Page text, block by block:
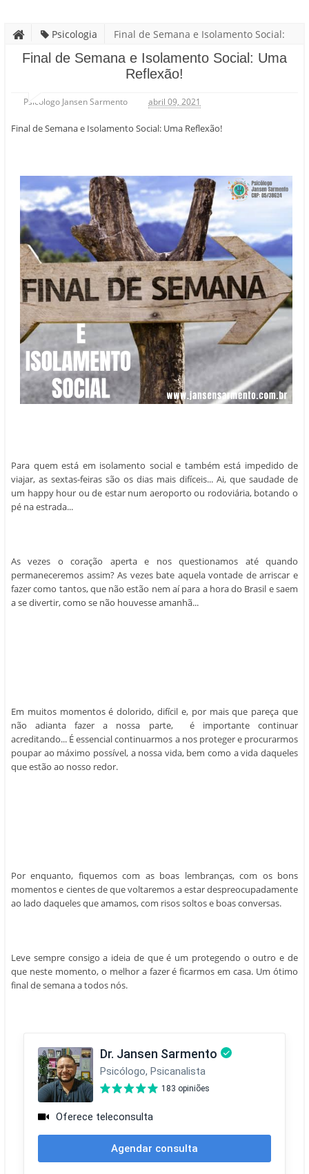
Psicologia
Final de Semana e Isolamento Social:
Uma Reflexão!
Final de Semana e Isolamento Social: Uma
Reflexão!
Psicólogo Jansen Sarmento abril 09, 2021
Final de Semana e Isolamento Social: Uma Reflexão!
Para quem está em isolamento social e também está impedido de
viajar, as sextas-feiras são os dias mais difíceis... Ai, que saudade de
um happy hour ou de estar num aeroporto ou rodoviária, botando o
pé na estrada...
As vezes o coração aperta e nos questionamos até quando
permaneceremos assim? As vezes bate aquela vontade de arriscar e
fazer como tantos, que não estão nem aí para a hora do Brasil e saem
a se divertir, como se não houvesse amanhã...
Em muitos momentos é dolorido, difícil e, por mais que pareça que
não adianta fazer a nossa parte, é importante continuar
acreditando... É essencial continuarmos a nos proteger e procurarmos
poupar ao máximo possível, a nossa vida, bem como a vida daqueles
que estão ao nosso redor.
Por enquanto, fiquemos com as boas lembranças, com os bons
momentos e cientes de que voltaremos a estar despreocupadamente
ao lado daqueles que amamos, com risos soltos e boas conversas.
Leve sempre consigo a ideia de que é um protegendo o outro e de
que neste momento, o melhor a fazer é ficarmos em casa. Um ótimo
final de semana a todos nós.